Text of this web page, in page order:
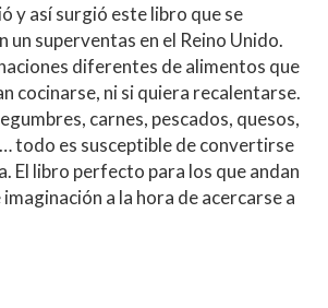
y así surgió este libro que se
un superventas en el Reino Unido.
diferentes de alimentos que
cocinarse, ni si quiera recalentarse.
carnes, pescados, quesos,
todo es susceptible de convertirse
El libro perfecto para los que andan
imaginación a la hora de acercarse a